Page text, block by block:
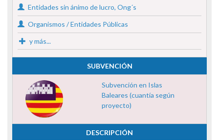
Entidades sin ánimo de lucro, Ong´s
Organismos / Entidades Públicas
y más...
SUBVENCIÓN
Subvención en Islas
Baleares (cuantía según
proyecto)
DESCRIPCIÓN